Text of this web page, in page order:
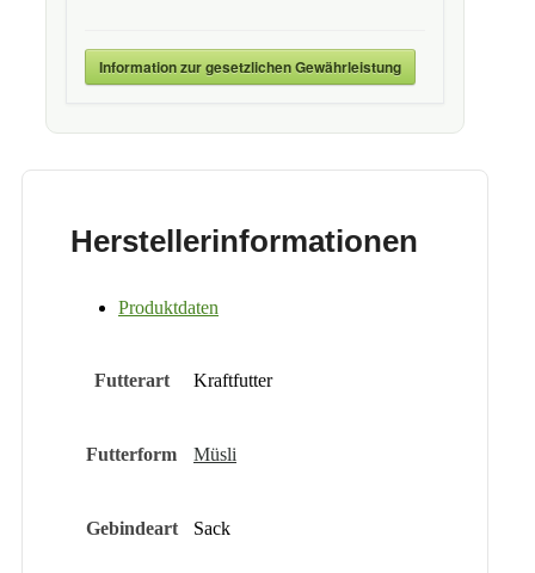
Information zur gesetzlichen Gewährleistung
Herstellerinformationen
Produktdaten
Futterart Kraftfutter
Futterform Müsli
Gebindeart Sack